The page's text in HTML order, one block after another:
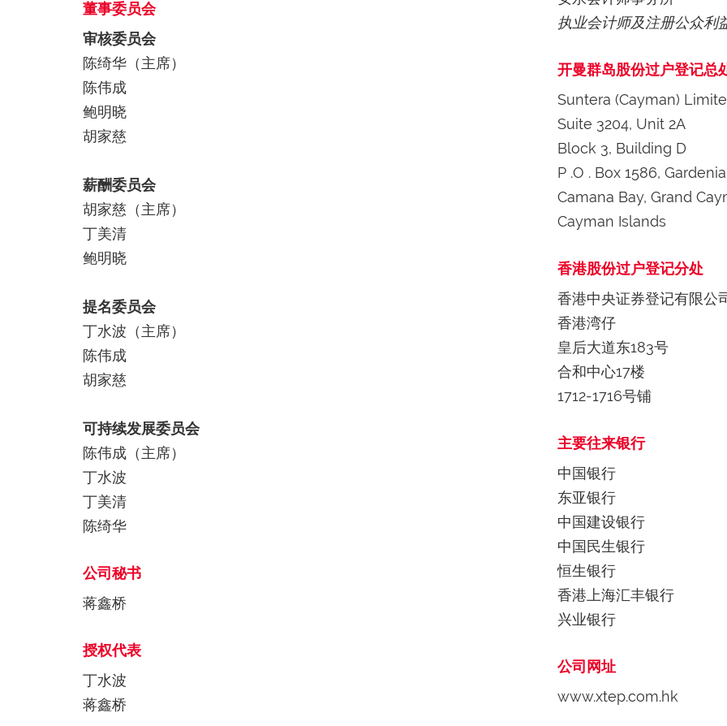
董事委员会
审核委员会
陈绮华（主席）
陈伟成
鲍明晓
胡家慈
薪酬委员会
胡家慈（主席）
丁美清
鲍明晓
提名委员会
丁水波（主席）
陈伟成
胡家慈
可持续发展委员会
陈伟成（主席）
丁水波
丁美清
陈绮华
公司秘书
蒋鑫桥
授权代表
丁水波
蒋鑫桥
执业会计师及注册公众利
开曼群岛股份过户登记总
Suntera (Cayman)
Suite 3204, Unit 2A
Block 3, Building D
P .O . Box 1586,
Camana Bay, Grand
Cayman Islands
香港股份过户登记分处
香港中央证券登记有限公
香港湾仔
皇后大道东183号
合和中心17楼
1712-1716号铺
主要往来银行
中国银行
东亚银行
中国建设银行
中国民生银行
恒生银行
香港上海汇丰银行
兴业银行
公司网址
www.xtep.com.hk